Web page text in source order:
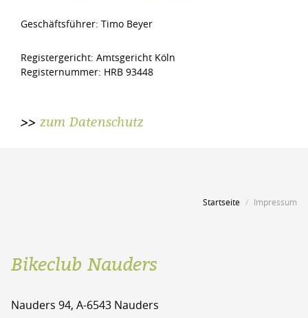
Geschäftsführer: Timo Beyer
Registergericht: Amtsgericht Köln
Registernummer: HRB 93448
>> zum Datenschutz
Startseite Impressum
Bikeclub Nauders
Nauders 94, A-6543 Nauders